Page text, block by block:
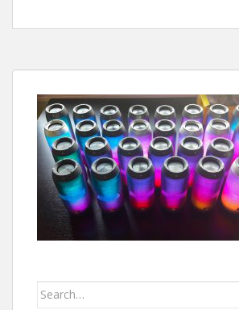
Search